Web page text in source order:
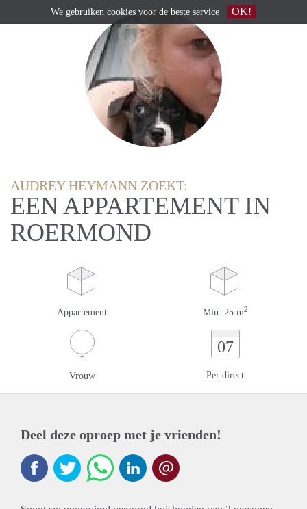
AUDREY HEYMANN ZOEKT:
EEN APPARTEMENT IN
ROERMOND
Appartement Min. 25 m2
Vrouw
07
Per direct
Deel deze oproep met je vrienden!
We gebruiken cookies voor de beste service OK!